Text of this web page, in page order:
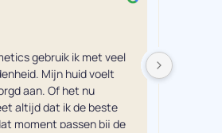
gebruik ik met veel
Mijn huid voelt
aan. Of het nu
altijd dat ik de beste
moment passen bij de